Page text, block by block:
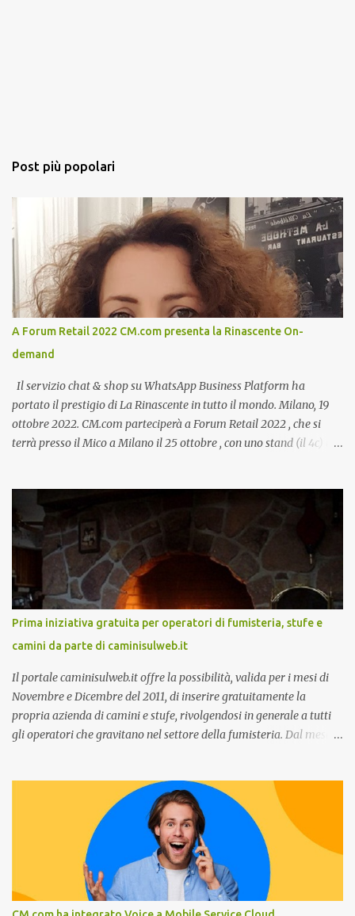
Post più popolari
A Forum Retail 2022 CM.com presenta la Rinascente On-
demand
Il servizio chat & shop su WhatsApp Business Platform ha
portato il prestigio di La Rinascente in tutto il mondo. Milano, 19
ottobre 2022. CM.com parteciperà a Forum Retail 2022 , che si
terrà presso il Mico a Milano il 25 ottobre , con uno stand (il 4c) e
tramite WhatsApp Business ”. Il primo appuntamento è per le ore
14:30 con Cristina Parigi, Country Manager di CM.com Italia, che
terrà una presentazione dal titolo:” Il presente e futuro del
Customer care omnicanale: come incontrare le aspettative dei
clienti ”. I punti che verranno affrontati sono il Customer care, lo
stato dell’arte e i punti di miglioramento, quali i molteplici canali di
comunicazione e quali utilizzare in ottica di miglioramento, le
previsioni da oggi al 2030 su come rispondere alle aspettative del
c...
Prima iniziativa gratuita per operatori di fumisteria, stufe e
camini da parte di caminisulweb.it
Il portale caminisulweb.it offre la possibilità, valida per i mesi di
Novembre e Dicembre del 2011, di inserire gratuitamente la
propria azienda di camini e stufe, rivolgendosi in generale a tutti
gli operatori che gravitano nel settore della fumisteria. Dal mese di
impianti di riscaldamento, stufe e camini, e fumisteria in generale
offre la registrazione gratuita a vantaggio di tutte le aziende
operanti nel settore. E’ possibile infatti all’interno del sito inserire
gratuitamente i propri dati aziendali, indirizzi, recapiti, recensione
(che verrà corretta, migliorata e modificata all’occorrenza da
redattori specializzati), immagini dei prodotti e fino a un massimo
di 5 servizi e prodotti specificandone uno o più principali. Le